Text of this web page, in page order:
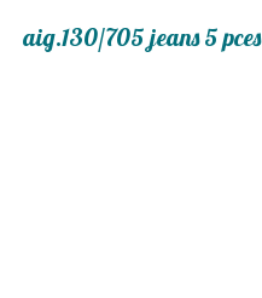
aig.130/705 jeans 5 pces